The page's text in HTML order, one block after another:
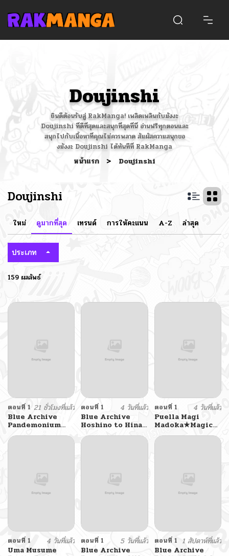
Doujinshi
ยินดีต้อนรับสู่ RakManga! เพลิดเพลินกับมังงะ
Doujinshi ที่ดีที่สุดและสนุกที่สุดที่นี่ อ่านฟรีทุกตอนและ
สนุกไปกับเนื้อหาที่คุณไม่ควรพลาด สัมผัสความสนุกขอ
งมังงะ Doujinshi ได้ทันทีที่ RakManga
หน้าแรก > Doujinshi
Doujinshi
ใหม่ ดูมากที่สุด เทรนด์ การให้คะแนน A-Z ล่าสุด
ประเภท
159 ผลลัพธ์
ตอนที่ 1 21 ชั่วโมงที่แล้ว
Blue Archive
Pandemonium
Vacation By
Hayashiya
ตอนที่ 1
4 วันที่แล้ว
Blue Archive
Hoshino to Hina
ga Sensei ni
masseji sareru
ตอนที่ 1
4 วันที่แล้ว
Puella Magi
Madoka★Magica
– Divine
Intervention
ตอนที่ 1
4 วันที่แล้ว
Uma Musume
ตอนที่ 1
5 วันที่แล้ว
Blue Archive
ตอนที่ 1 1 สัปดาห์ที่แล้ว
Blue Archive